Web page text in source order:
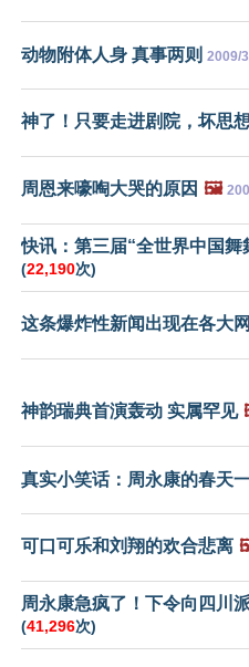
动物附体人身 真事两则 2009/
神了！只要走进剧院，坏思
周恩来嚎啕大哭的原因 🖼️
快讯：第三届“全世界中国舞
(22,190次)
这条爆炸性新闻出现在各大
神韵瑞典首演轰动 实属罕见
真实小笑话：周永康的春天
可口可乐和刘翔的欢合悲离
周永康急疯了！下令向四川
(41,296次)